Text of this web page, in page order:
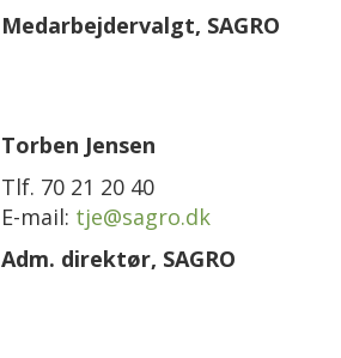
Medarbejdervalgt, SAGRO
Torben Jensen
Tlf. 70 21 20 40
E-mail: tje@sagro.dk
Adm. direktør, SAGRO